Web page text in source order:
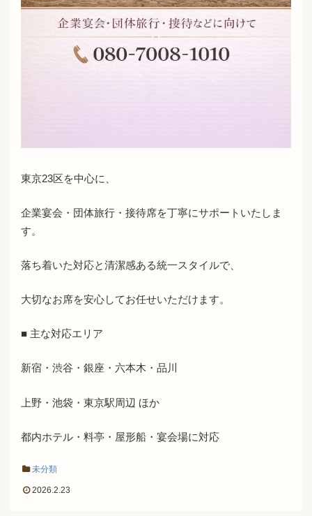
東京23区を中心に、
企業宴会・団体旅行・接待席を丁寧にサポートいたしま
す。
落ち着いた対応と清潔感ある統一スタイルで、
大切なお席を安心してお任せいただけます。
■ 主な対応エリア
新宿・渋谷・銀座・六本木・品川
上野・池袋・東京駅周辺 ほか
都内ホテル・料亭・屋形船・宴会場に対応
未分類
2026.2.23